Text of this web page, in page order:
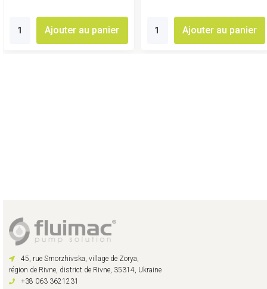
Ajouter au panier Ajouter au panier
45, rue Smorzhivska, village de Zorya,
région de Rivne, district de Rivne, 35314, Ukraine
+38 063 3621231